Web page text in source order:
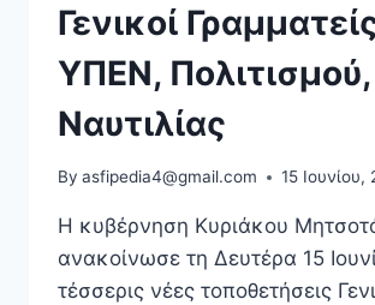
Γενικοί
ΥΠΕΝ, Πολιτισμού,
Ναυτιλίας
By asfipedia4@gmail.com 15 Ιουνίου,
Η κυβέρνηση Κυριάκου
ανακοίνωσε τη Δευτέρα 15
τέσσερις νέες τοποθετήσεις